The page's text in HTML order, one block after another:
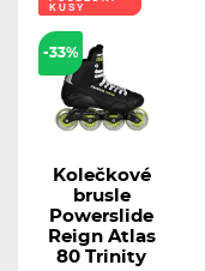
KUSY
-33%
Kolečkové
brusle
Powerslide
Reign Atlas
80 Trinity